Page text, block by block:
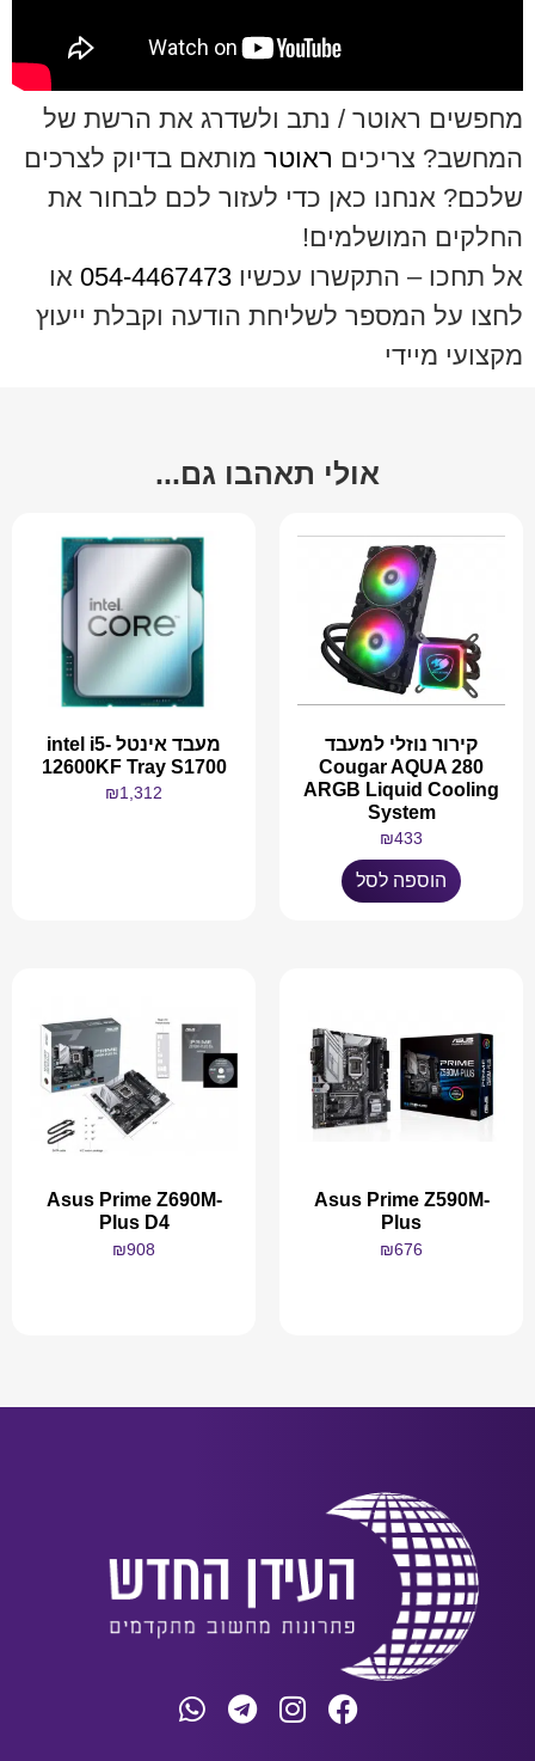
מחפשים ראוטר / נתב ולשדרג את הרשת של
המחשב? צריכים ראוטר מותאם בדיוק לצרכים
שלכם? אנחנו כאן כדי לעזור לכם לבחור את
החלקים המושלמים!
אל תחכו – התקשרו עכשיו 054-4467473 או
לחצו על המספר לשליחת הודעה וקבלת ייעוץ
מקצועי מיידי
אולי תאהבו גם...
קירור נוזלי למעבד
Cougar AQUA 280
ARGB Liquid Cooling
System
₪433
הוספה לסל
מעבד אינטל intel i5-
12600KF Tray S1700
₪1,312
Asus Prime Z590M-
Plus
₪676
Asus Prime Z690M-
Plus D4
₪908